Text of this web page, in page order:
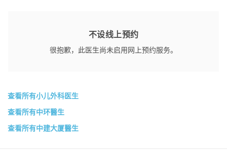
不设线上预约
很抱歉，此医生尚未启用网上预约服务。
查看所有小儿外科医生
查看所有中环醫生
查看所有中建大厦醫生